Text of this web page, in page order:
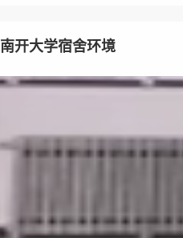
南开大学宿舍环境